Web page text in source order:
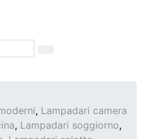
, Lampadari camera
, Lampadari soggiorno,